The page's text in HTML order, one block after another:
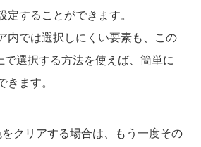
定することができます。
内では選択しにくい要素も、この
で選択する方法を使えば、簡単に
きます。
クリアする場合は、もう一度その